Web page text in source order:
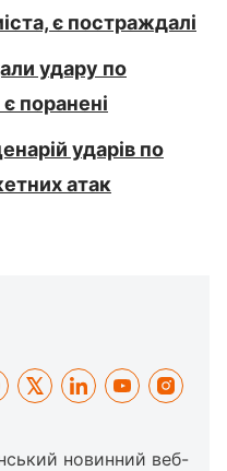
є постраждалі
удару по
поранені
ударів по
атак
новинний веб-